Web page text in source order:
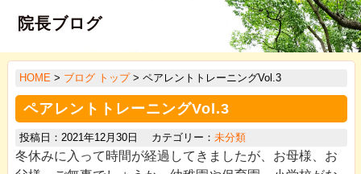
>
>
>
院長ブログ
HOME > ブログ トップ> ペアレントトレーニングVol.3
ペアレントトレーニングVol.3
投稿日：2021年12月30日 カテゴリー： 未分類
冬休みに入って時間が経過してきましたが、お母様、お